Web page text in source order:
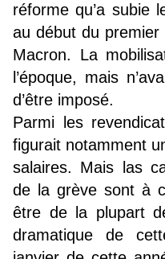
réforme qu’a subie
au début du premier
Macron. La
l’époque, mais
d’être imposé.
Parmi les
figurait notamment
salaires. Mais las
de la grève sont à
être de la plupart
dramatique de